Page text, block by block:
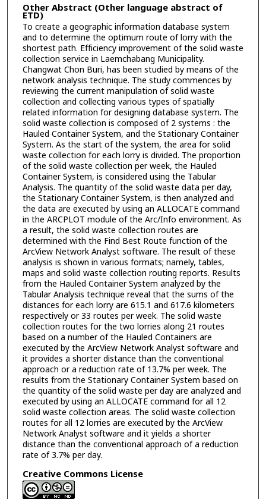
Other Abstract (Other language abstract of
ETD)
To create a geographic information database system
and to determine the optimum route of lorry with the
shortest path. Efficiency improvement of the solid waste
collection service in Laemchabang Municipality.
Changwat Chon Buri, has been studied by means of the
network analysis technique. The study commences by
reviewing the current manipulation of solid waste
collection and collecting various types of spatially
related information for designing database system. The
solid waste collection is composed of 2 systems : the
Hauled Container System, and the Stationary Container
System. As the start of the system, the area for solid
waste collection for each lorry is divided. The proportion
of the solid waste collection per week, the Hauled
Container System, is considered using the Tabular
Analysis. The quantity of the solid waste data per day,
the Stationary Container System, is then analyzed and
the data are executed by using an ALLOCATE command
in the ARCPLOT module of the Arc/Info environment. As
a result, the solid waste collection routes are
determined with the Find Best Route function of the
ArcView Network Analyst software. The result of these
analysis is shown in various formats; namely, tables,
maps and solid waste collection routing reports. Results
from the Hauled Container System analyzed by the
Tabular Analysis technique reveal that the sums of the
distances for each lorry are 615.1 and 617.6 kilometers
respectively or 33 routes per week. The solid waste
collection routes for the two lorries along 21 routes
based on a number of the Hauled Containers are
executed by the ArcView Network Analyst software and
it provides a shorter distance than the conventional
approach or a reduction rate of 13.7% per week. The
results from the Stationary Container System based on
the quantity of the solid waste per day are analyzed and
executed by using an ALLOCATE command for all 12
solid waste collection areas. The solid waste collection
routes for all 12 lorries are executed by the ArcView
Network Analyst software and it yields a shorter
distance than the conventional approach of a reduction
rate of 3.7% per day.
Creative Commons License